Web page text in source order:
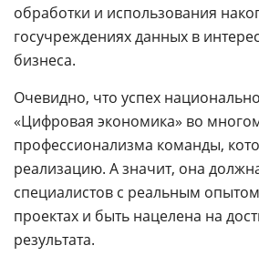
обработки и использования
госучреждениях данных в
бизнеса.
Очевидно, что успех
«Цифровая экономика» во
профессионализма команды,
реализацию. А значит, она
специалистов с реальным
проектах и быть нацелена на
результата.